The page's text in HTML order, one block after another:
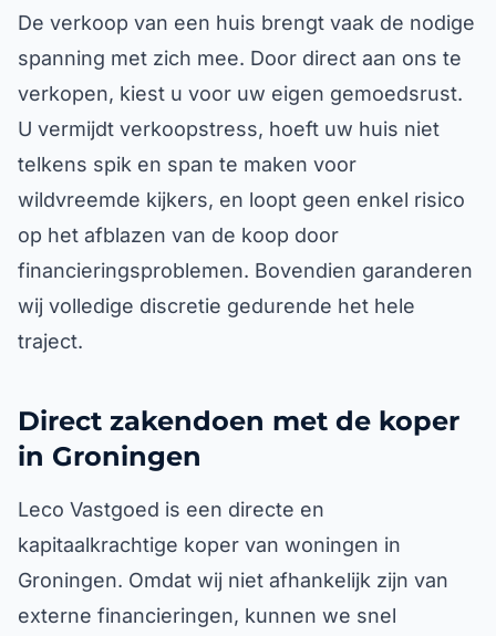
De verkoop van een huis brengt vaak de nodige
spanning met zich mee. Door direct aan ons te
verkopen, kiest u voor uw eigen gemoedsrust.
U vermijdt verkoopstress, hoeft uw huis niet
telkens spik en span te maken voor
wildvreemde kijkers, en loopt geen enkel risico
op het afblazen van de koop door
financieringsproblemen. Bovendien garanderen
wij volledige discretie gedurende het hele
traject.
Direct zakendoen met de koper
in Groningen
Leco Vastgoed is een directe en
kapitaalkrachtige koper van woningen in
Groningen. Omdat wij niet afhankelijk zijn van
externe financieringen, kunnen we snel